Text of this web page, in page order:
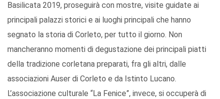
Basilicata 2019, proseguirà con mostre, visite guidate ai
principali palazzi storici e ai luoghi principali che hanno
segnato la storia di Corleto, per tutto il giorno. Non
mancheranno momenti di degustazione dei principali piatti
della tradizione corletana preparati, fra gli altri, dalle
associazioni Auser di Corleto e da Istinto Lucano.
L’associazione culturale “La Fenice”, invece, si occuperà di